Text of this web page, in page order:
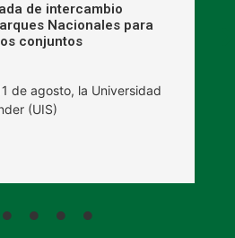
de intercambio
Nacionales para
conjuntos
de agosto, la Universidad
(UIS)